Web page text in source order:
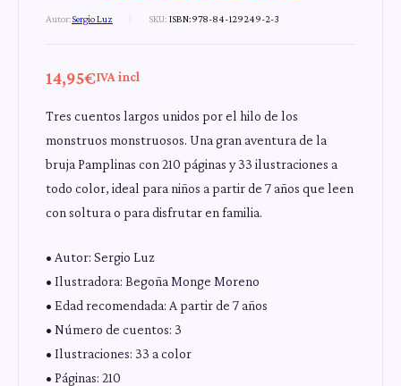
Autor:Sergio Luz SKU: ISBN:978-84-129249-2-3
14,95€IVA incl
Tres cuentos largos unidos por el hilo de los
monstruos monstruosos. Una gran aventura de la
bruja Pamplinas con 210 páginas y 33 ilustraciones a
todo color, ideal para niños a partir de 7 años que leen
con soltura o para disfrutar en familia.
• Autor: Sergio Luz
• Ilustradora: Begoña Monge Moreno
• Edad recomendada: A partir de 7 años
• Número de cuentos: 3
• Ilustraciones: 33 a color
• Páginas: 210